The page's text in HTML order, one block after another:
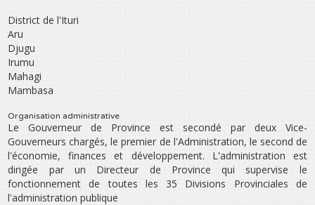
District de l‛Ituri
Aru
Djugu
Irumu
Mahagi
Mambasa
Organisation administrative
Le Gouverneur de Province est secondé par deux Vice-
Gouverneurs chargés, le premier de l‛Administration, le second de
l‛économie, finances et développement. L‛administration est
dirigée par un Directeur de Province qui supervise le
fonctionnement de toutes les 35 Divisions Provinciales de
l‛administration publique